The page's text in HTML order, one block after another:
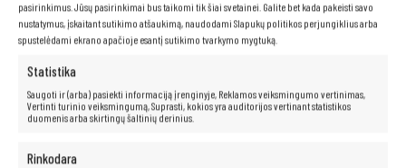
pasirinkimus. Jūsų pasirinkimai bus taikomi tik šiai svetainei. Galite bet kada pakeisti savo
nustatymus, įskaitant sutikimo atšaukimą, naudodami Slapukų politikos perjungiklius arba
spustelėdami ekrano apačioje esantį sutikimo tvarkymo mygtuką.
Statistika
Saugoti ir (arba) pasiekti informaciją įrenginyje, Reklamos veiksmingumo vertinimas,
Vertinti turinio veiksmingumą, Suprasti, kokios yra auditorijos vertinant statistikos
duomenis arba skirtingų šaltinių derinius.
Rinkodara